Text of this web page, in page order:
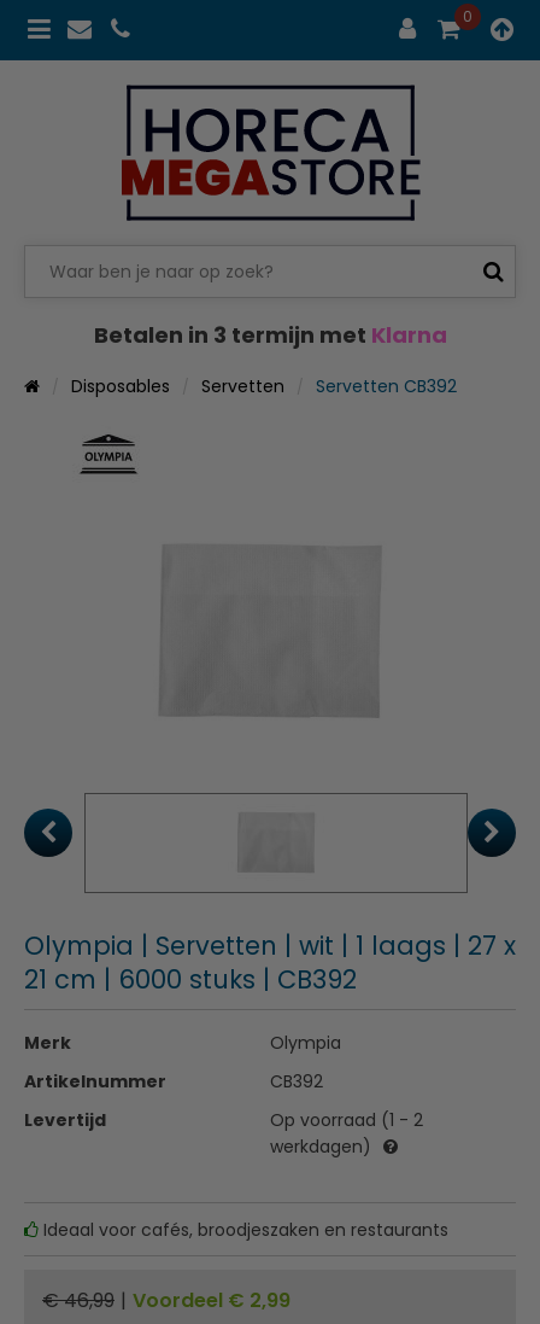
0
Betalen in 3 termijn met Klarna
Disposables Servetten Servetten CB392
Olympia | Servetten | wit | 1 laags | 27 x
21 cm | 6000 stuks | CB392
Merk
Olympia
Artikelnummer
CB392
Levertijd
Op voorraad (1 - 2
werkdagen)
Ideaal voor cafés, broodjeszaken en restaurants
€ 46,99 | Voordeel € 2,99